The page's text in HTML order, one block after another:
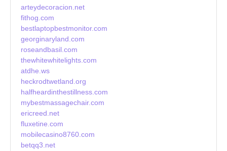
arteydecoracion.net
fithog.com
bestlaptopbestmonitor.com
georginaryland.com
roseandbasil.com
thewhitewhitelights.com
atdhe.ws
heckrodtwetland.org
halfheardinthestillness.com
mybestmassagechair.com
ericreed.net
fluxetine.com
mobilecasino8760.com
betqq3.net